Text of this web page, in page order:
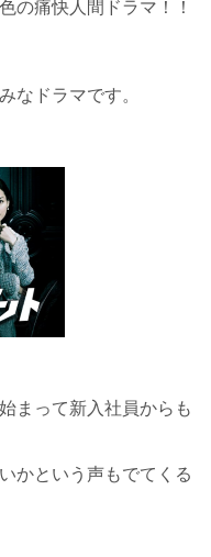
の痛快人間ドラマ！！
なドラマです。
まって新入社員からも
かという声もでてくる